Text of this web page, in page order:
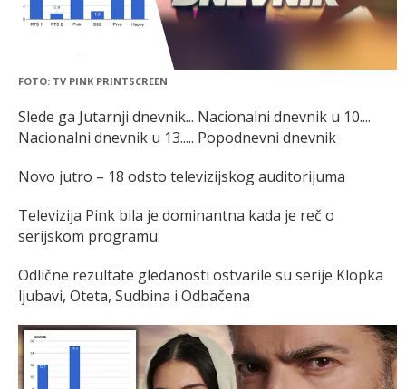
FOTO: TV PINK PRINTSCREEN
Slede ga Jutarnji dnevnik... Nacionalni dnevnik u 10....
Nacionalni dnevnik u 13..... Popodnevni dnevnik
Novo jutro – 18 odsto televizijskog auditorijuma
Televizija Pink bila je dominantna kada je reč o
serijskom programu:
Odlične rezultate gledanosti ostvarile su serije Klopka
ljubavi, Oteta, Sudbina i Odbačena